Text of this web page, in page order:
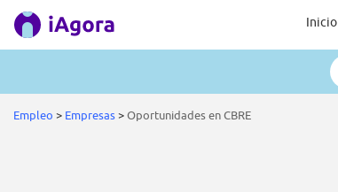
Inicio
Empleo > Empresas>Oportunidades en CBRE